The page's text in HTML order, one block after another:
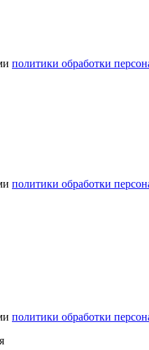
политики обработки
политики обработки
политики обработки